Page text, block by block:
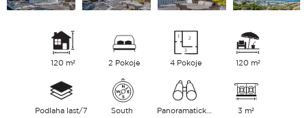
120 m² 2 Pokoje 4 Pokoje 120 m²
Podlaha last/7 South 3 m²